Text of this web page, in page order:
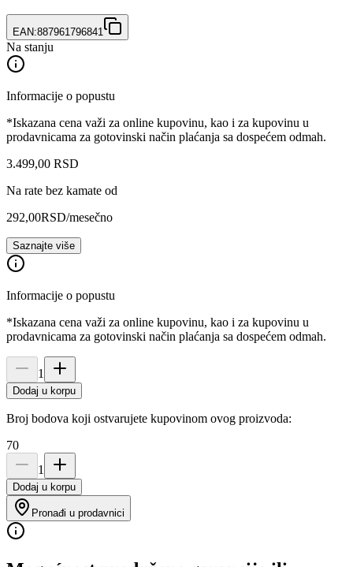
EAN:887961796841
Na stanju
Informacije o popustu
*Iskazana cena važi za online kupovinu, kao i za kupovinu u
prodavnicama za gotovinski način plaćanja sa dospećem odmah.
3.499,00 RSD
Na rate bez kamate od
292,00RSD/mesečno
Saznajte više
Informacije o popustu
*Iskazana cena važi za online kupovinu, kao i za kupovinu u
prodavnicama za gotovinski način plaćanja sa dospećem odmah.
1
Dodaj u korpu
Broj bodova koji ostvarujete kupovinom ovog proizvoda:
70
1
Dodaj u korpu
Pronađi u prodavnici